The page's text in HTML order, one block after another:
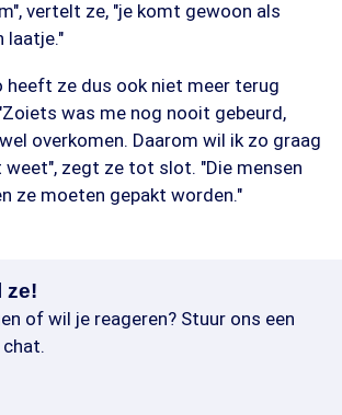
vertelt ze, "je komt gewoon als
laatje."
heeft ze dus ook niet meer terug
was me nog nooit gebeurd,
overkomen. Daarom wil ik zo graag
zegt ze tot slot. "Die mensen
ze moeten gepakt worden."
ze!
of wil je reageren? Stuur ons een